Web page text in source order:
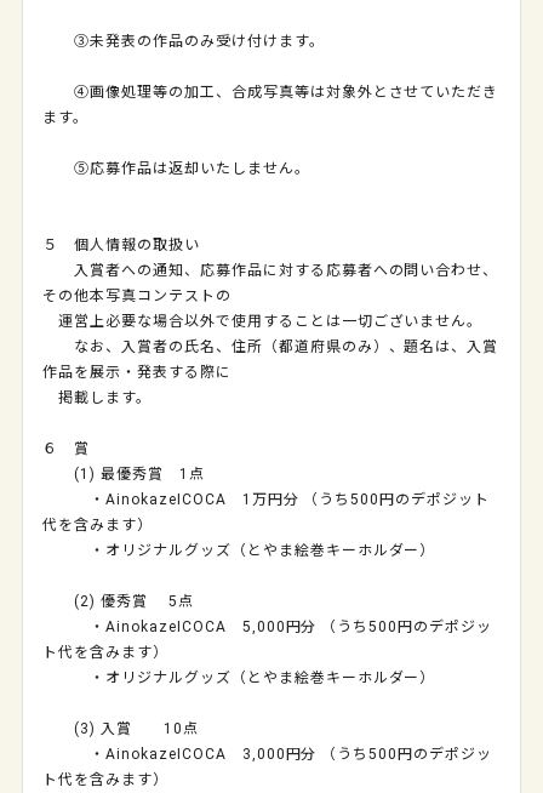
③未発表の作品のみ受け付けます。
④画像処理等の加工、合成写真等は対象外とさせていただき
ます。
⑤応募作品は返却いたしません。
５ 個人情報の取扱い
入賞者への通知、応募作品に対する応募者への問い合わせ、
その他本写真コンテストの
運営上必要な場合以外で使用することは一切ございません。
なお、入賞者の氏名、住所（都道府県のみ）、題名は、入賞
作品を展示・発表する際に
掲載します。
６ 賞
(1)最優秀賞 1 点
・AinokazeICOCA 1 万円分 （うち500円のデポジット
代を含みます）
・オリジナルグッズ（とやま絵巻キーホルダー）
(2)優秀賞 5 点
・AinokazeICOCA 5,000円分 （うち500円のデポジッ
ト代を含みます）
・オリジナルグッズ（とやま絵巻キーホルダー）
(3) 入賞 10 点
・AinokazeICOCA 3,000円分 （うち500円のデポジッ
ト代を含みます）